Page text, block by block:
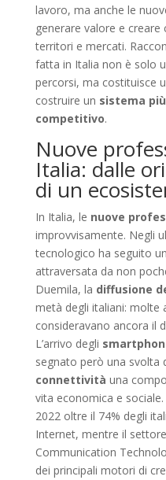
lavoro, ma anche le
generare valore e
territori e mercati.
fatta in Italia non è solo
percorsi, ma costituisce
costruire un sistema
competitivo.
Nuove
Italia: dalle
di un
In Italia, le nuove
improvvisamente. Negli
tecnologico ha seguito
attraversata da non
Duemila, la diffusione
metà degli italiani: molte
consideravano ancora il
L’arrivo degli
segnato però una svolta
connettività una
vita economica e
2022 oltre il 74% degli
Internet, mentre il settore
Communication
dei principali motori di